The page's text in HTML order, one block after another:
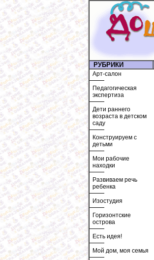
РУБРИКИ
Арт-салон
Педагогическая
экспертиза
Дети раннего
возраста в детском
саду
Конструируем с
детьми
Мои рабочие
находки
Развиваем речь
ребенка
Изостудия
Горизонтские
острова
Есть идея!
Мой дом, моя семья